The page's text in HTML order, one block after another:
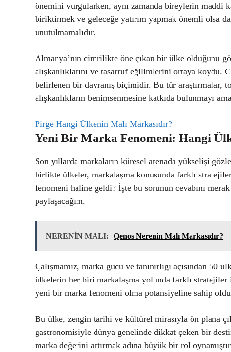
önemini vurgularken, aynı zamanda bireylerin maddi
biriktirmek ve geleceğe yatırım yapmak önemli olsa
unutulmamalıdır.
Almanya’nın cimrilikte öne çıkan bir ülke olduğunu
alışkanlıklarını ve tasarruf eğilimlerini ortaya
belirlenen bir davranış biçimidir. Bu tür araştırmalar,
alışkanlıkların benimsenmesine katkıda bulunmayı
Pirge Hangi Ülkenin Malı Markasıdır?
Yeni Bir Marka Fenomeni: Hangi
Son yıllarda markaların küresel arenada yükselişi
birlikte ülkeler, markalaşma konusunda farklı
fenomeni haline geldi? İşte bu sorunun cevabını
paylaşacağım.
NERENİN MALI: Qenos Nerenin Malı Markasıdır?
Çalışmamız, marka gücü ve tanınırlığı açısından
ülkelerin her biri markalaşma yolunda farklı
yeni bir marka fenomeni olma potansiyeline sahip
Bu ülke, zengin tarihi ve kültürel mirasıyla ön plana
gastronomisiyle dünya genelinde dikkat çeken bir
marka değerini artırmak adına büyük bir rol